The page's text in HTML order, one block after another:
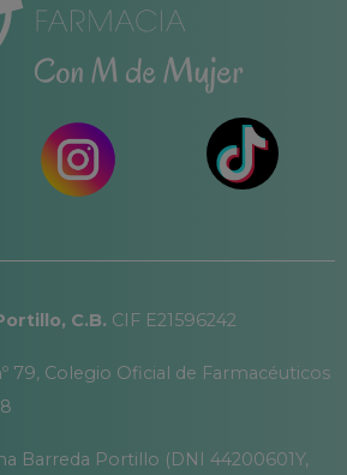
C.B. CIF E21596242
79, Colegio Oficial de Farmacéuticos
Barreda Portillo (DNI 44200601Y,